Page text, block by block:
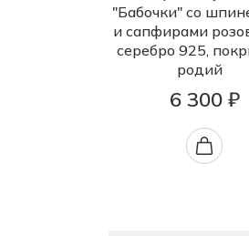
"Бабочки" со
и сапфирами
серебро 925,
родий
6 300 ₽